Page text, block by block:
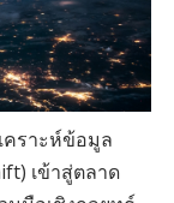
คราะห์ข้อมูล
เข้าสู่ตลาด